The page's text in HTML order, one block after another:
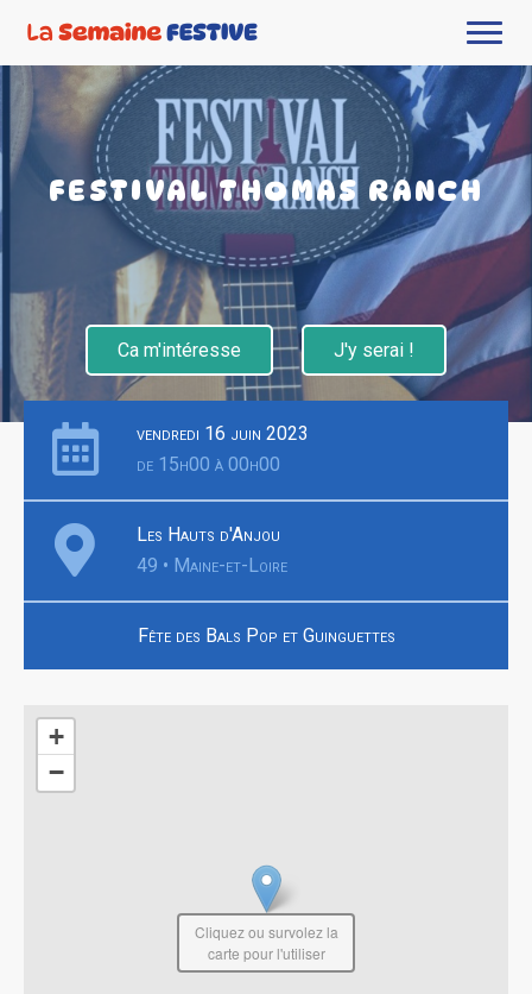
FESTIVAL THOMAS RANCH
Ca m'intéresse J'y serai !
vendredi 16 juin 2023
de 15h00 à 00h00
Les Hauts d'Anjou
49 • Maine-et-Loire
Fête des Bals Pop et Guinguettes
+
−
Cliquez ou survolez la
carte pour l'utiliser